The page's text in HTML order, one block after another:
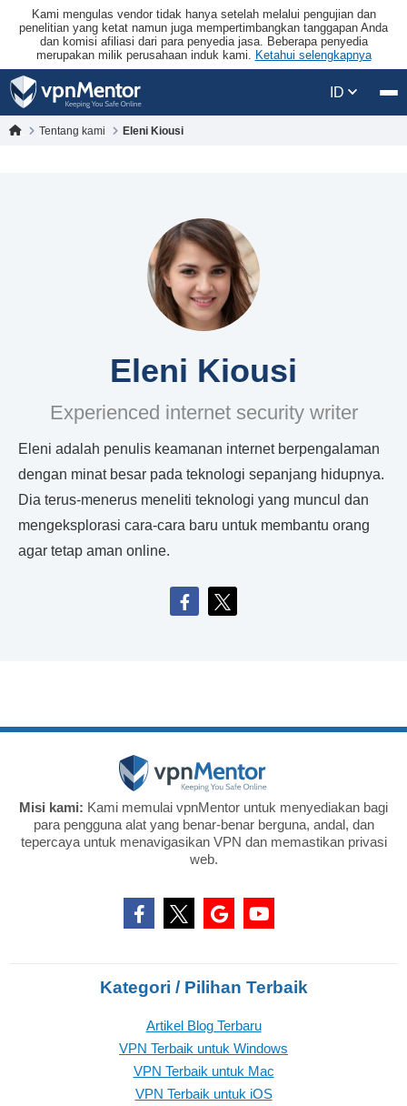
Kami mengulas vendor tidak hanya setelah melalui pengujian dan
penelitian yang ketat namun juga mempertimbangkan tanggapan Anda
dan komisi afiliasi dari para penyedia jasa. Beberapa penyedia
merupakan milik perusahaan induk kami. Ketahui selengkapnya
ID
Tentang kami Eleni Kiousi
Eleni Kiousi
Experienced internet security writer
Eleni adalah penulis keamanan internet berpengalaman
dengan minat besar pada teknologi sepanjang hidupnya.
Dia terus-menerus meneliti teknologi yang muncul dan
mengeksplorasi cara-cara baru untuk membantu orang
agar tetap aman online.
Misi kami: Kami memulai vpnMentor untuk menyediakan bagi
para pengguna alat yang benar-benar berguna, andal, dan
tepercaya untuk menavigasikan VPN dan memastikan privasi
web.
Kategori / Pilihan Terbaik
Artikel Blog Terbaru
VPN Terbaik untuk Windows
VPN Terbaik untuk Mac
VPN Terbaik untuk iOS